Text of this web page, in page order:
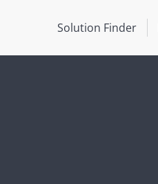
Solution Finder